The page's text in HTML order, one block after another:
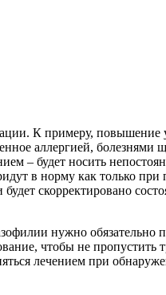
К примеру, повышение
аллергией, болезнями
– будет носить
в норму как только
скорректировано